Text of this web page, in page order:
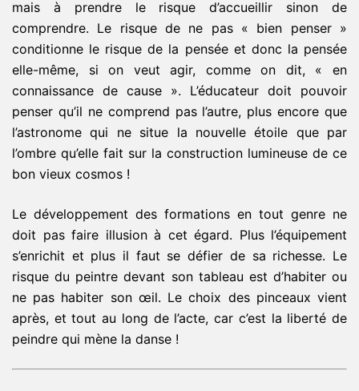
mais à prendre le risque d’accueillir sinon de
comprendre. Le risque de ne pas « bien penser »
conditionne le risque de la pensée et donc la pensée
elle-même, si on veut agir, comme on dit, « en
connaissance de cause ». L’éducateur doit pouvoir
penser qu’il ne comprend pas l’autre, plus encore que
l’astronome qui ne situe la nouvelle étoile que par
l’ombre qu’elle fait sur la construction lumineuse de ce
bon vieux cosmos !
Le développement des formations en tout genre ne
doit pas faire illusion à cet égard. Plus l’équipement
s’enrichit et plus il faut se défier de sa richesse. Le
risque du peintre devant son tableau est d’habiter ou
ne pas habiter son œil. Le choix des pinceaux vient
après, et tout au long de l’acte, car c’est la liberté de
peindre qui mène la danse !